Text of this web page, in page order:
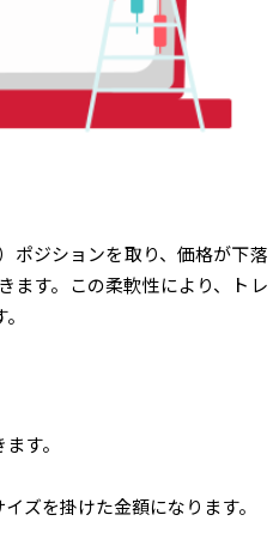
ポジションを取り、価格が下落
ます。この柔軟性により、トレ
す。
ズを掛けた金額になります。